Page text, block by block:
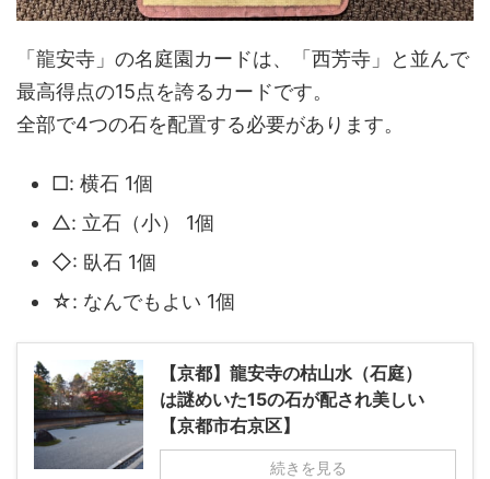
「龍安寺」の名庭園カードは、「西芳寺」と並んで
最高得点の15点を誇るカードです。
全部で4つの石を配置する必要があります。
□: 横石 1個
△: 立石（小） 1個
◇: 臥石 1個
☆: なんでもよい 1個
【京都】龍安寺の枯山水（石庭）
は謎めいた15の石が配され美しい
【京都市右京区】
続きを見る